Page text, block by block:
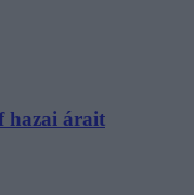
hazai árait